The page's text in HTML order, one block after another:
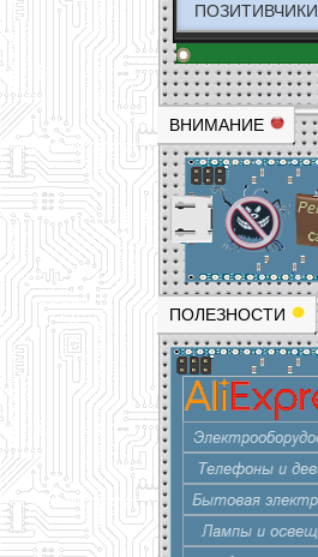
ПОЗИТИВЧИКИ
ВНИМАНИЕ
ПОЛЕЗНОСТИ